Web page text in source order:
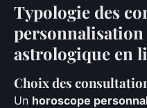
Typologie des
personnalisation
astrologique en
Choix des
Un horoscope